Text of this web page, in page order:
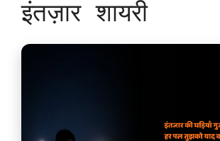
इंतज़ार शायरी